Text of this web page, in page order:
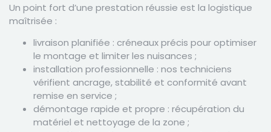
Un point fort d’une prestation réussie est la logistique
maîtrisée :
livraison planifiée : créneaux précis pour optimiser
le montage et limiter les nuisances ;
installation professionnelle : nos techniciens
vérifient ancrage, stabilité et conformité avant
remise en service ;
démontage rapide et propre : récupération du
matériel et nettoyage de la zone ;